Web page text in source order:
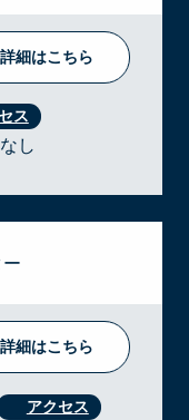
詳細はこちら
し
詳細はこちら